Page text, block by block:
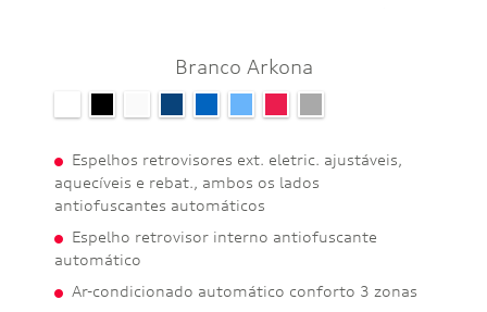
Branco Arkona
Espelhos retrovisores ext. eletric. ajustáveis,
aquecíveis e rebat., ambos os lados
antiofuscantes automáticos
Espelho retrovisor interno antiofuscante
automático
Ar-condicionado automático conforto 3 zonas